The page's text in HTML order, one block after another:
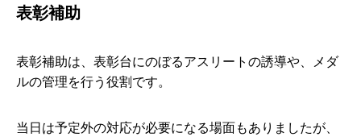
表彰補助
表彰補助は、表彰台にのぼるアスリートの誘導や、メダ
ルの管理を行う役割です。
当日は予定外の対応が必要になる場面もありましたが、